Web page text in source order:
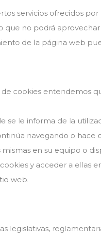
servicios ofrecidos
que no podrá
de la página web
cookies entendemos
se le informa de la
navegando o hace
en su equipo o
y acceder a ellas
web.
legislativas,